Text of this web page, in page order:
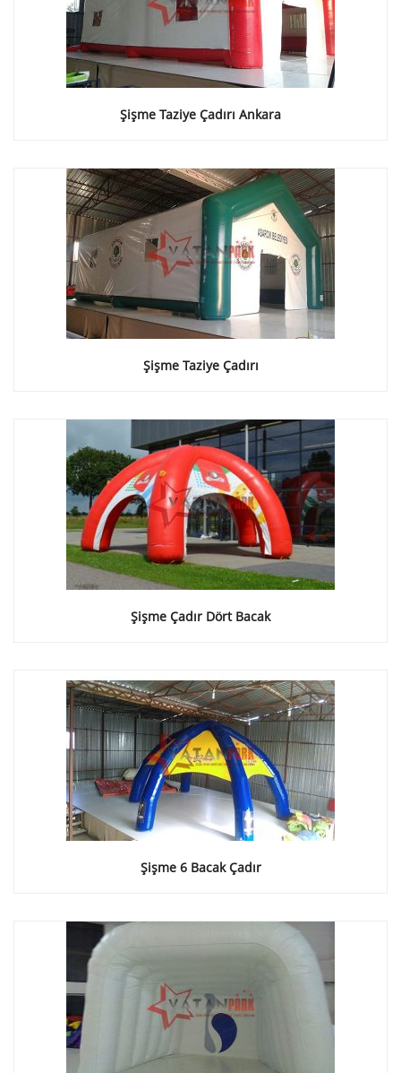
Şişme Taziye Çadırı Ankara
Şişme Taziye Çadırı
Şişme Çadır Dört Bacak
Şişme 6 Bacak Çadır